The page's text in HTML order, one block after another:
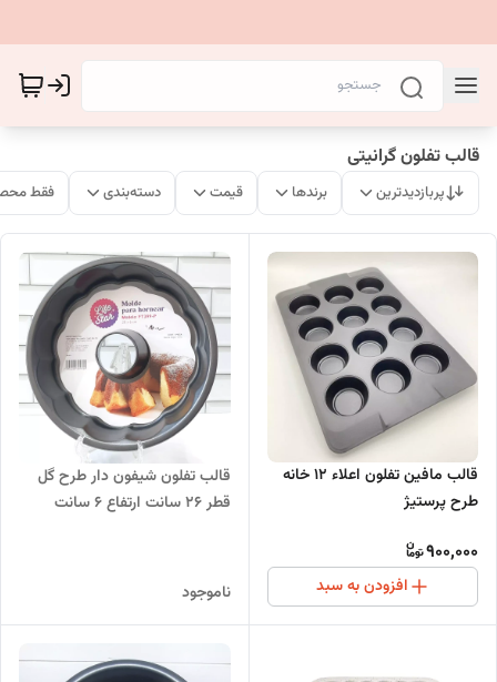
قالب تفلون گرانیتی
پربازدیدترین برندها قیمت دسته‌بندی فقط
قالب مافین تفلون اعلاء 12 خانه
طرح پرستیژ
900,000
افزودن به سبد
قالب تفلون شیفون دار طرح گل
قطر 26 سانت ارتفاع 6 سانت
ناموجود